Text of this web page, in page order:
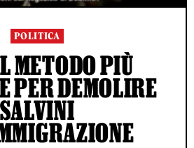
POLITICA
METODO PIÙ
PER DEMOLIRE
SALVINI